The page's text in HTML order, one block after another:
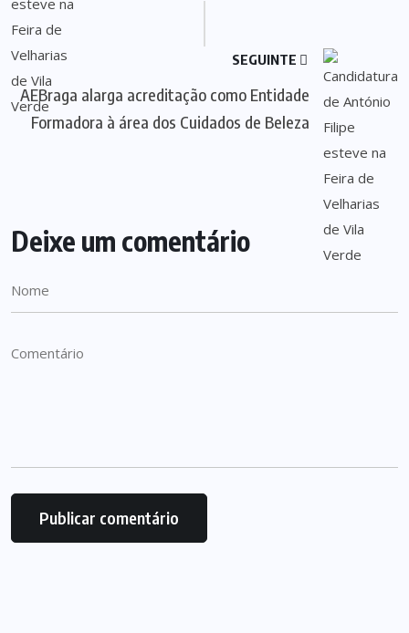
SEGUINTE
AEBraga alarga acreditação como Entidade
Formadora à área dos Cuidados de Beleza
Deixe um comentário